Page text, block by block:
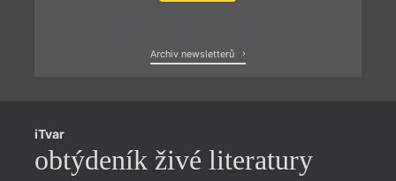
Archiv newsletterů
iTvar
obtýdeník živé literatury